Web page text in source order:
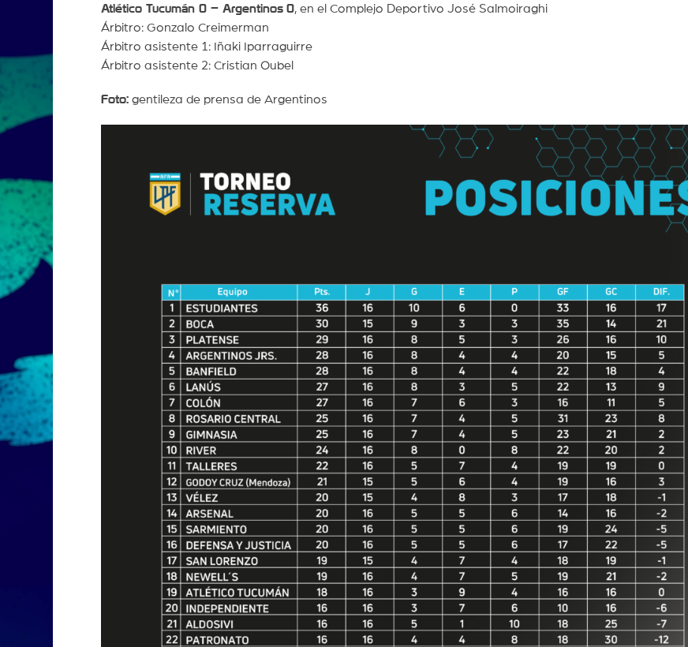
Atlético Tucumán 0 – Argentinos 0, en el Complejo Deportivo José Salmoiraghi
Árbitro: Gonzalo Creimerman
Árbitro asistente 1: Iñaki Iparraguirre
Árbitro asistente 2: Cristian Oubel
Foto:gentileza de prensa de Argentinos